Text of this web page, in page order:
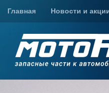
Главная Новости и